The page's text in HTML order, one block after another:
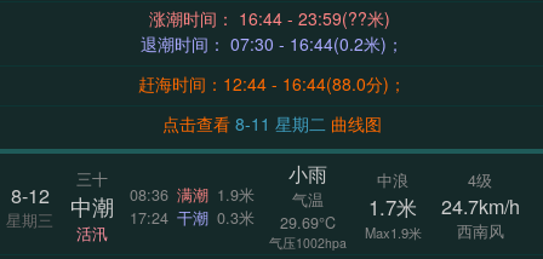
涨潮时间： 16:44 - 23:59(??米)
退潮时间： 07:30 - 16:44(0.2米)；
赶海时间：12:44 - 16:44(88.0分)；
点击查看
8-11 星期二 曲线图
8-12
星期三
三十
中潮
活汛
08:36 满潮 1.9米
17:24 干潮 0.3米
小雨
气温
29.69°C
气压1002hpa
中浪
1.7米
Max1.9米
4级
24.7km/h
西南风